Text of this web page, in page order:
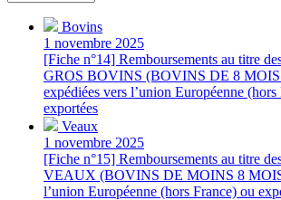
Bovins
1 novembre 2025
[Fiche n°14] Remboursements au titre
GROS BOVINS (BOVINS DE 8
expédiées vers l’union Européenne (hors
exportées
Veaux
1 novembre 2025
[Fiche n°15] Remboursements au titre
VEAUX (BOVINS DE MOINS 8
l’union Européenne (hors France) ou